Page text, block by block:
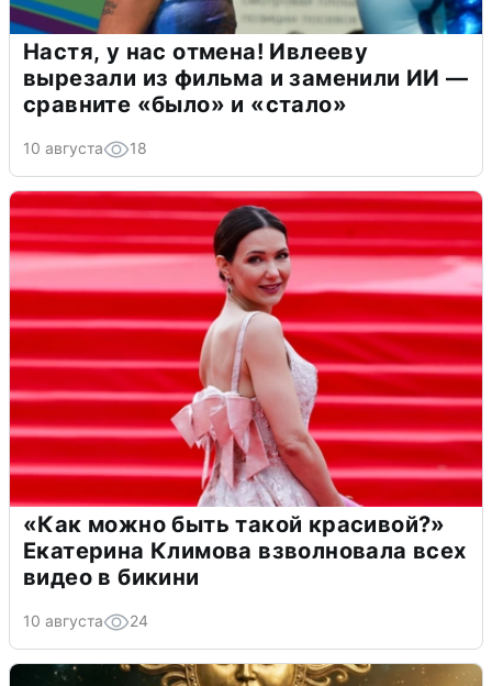
Настя, у нас отмена! Ивлееву
вырезали из фильма и заменили ИИ —
сравните «было» и «стало»
10 августа 18
«Как можно быть такой красивой?»
Екатерина Климова взволновала всех
видео в бикини
10 августа 24